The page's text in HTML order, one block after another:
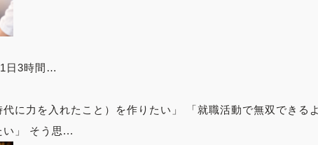
1日3時間…
代に力を入れたこと）を作りたい」 「就職活動で無双できる
い」 そう思...